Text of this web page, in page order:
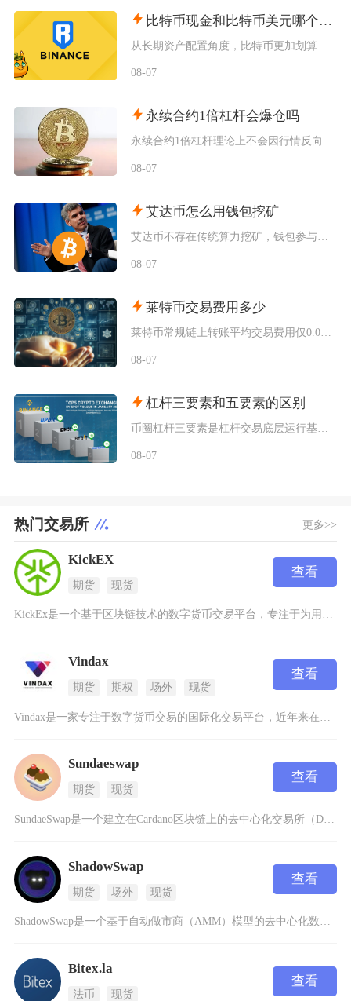
比特币现金和比特币美元哪个划算
08-07
永续合约1倍杠杆会爆仓吗
永续合约1倍杠杆理论上不会因行情反向波动直接爆仓，但长期持仓叠加手续费、资金费率持续消耗保
08-07
艾达币怎么用钱包挖矿
08-07
莱特币交易费用多少
08-07
杠杆三要素和五要素的区别
08-07
热门交易所 更多>>
KickEX
期货 现货
查看
KickEx是一个基于区块链技术的数字货币交易平台，专注于为用户提供安全、高效的数字资产交
Vindax
期货 期权 场外 现货
查看
Sundaeswap
期货 现货
查看
SundaeSwap是一个建立在Cardano区块链上的去中心化交易所（DEX），专注于数
ShadowSwap
期货 场外 现货
查看
Bitex.la
法币 现货
查看